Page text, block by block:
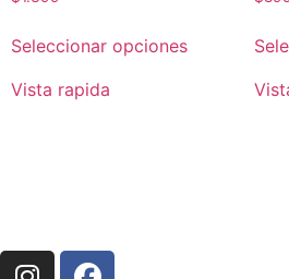
Seleccionar opciones
Vista rapida